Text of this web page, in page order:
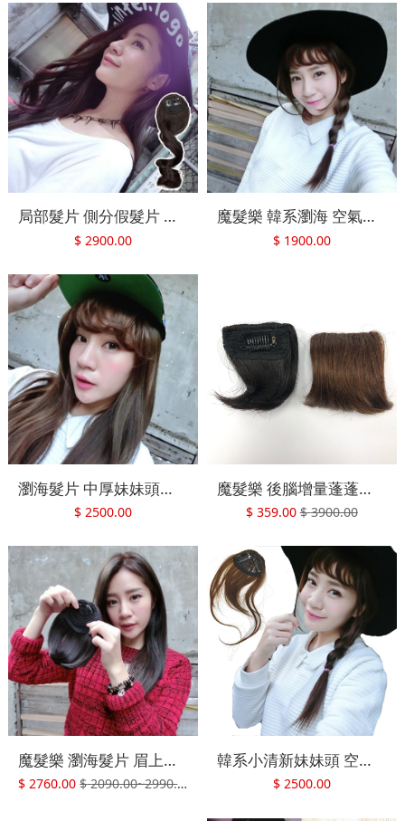
局部髮片 側分假髮片 浪漫長瀏海 快速接髮 WZ 魔髮樂Mofalove
$ 2900.00
魔髮樂 韓系瀏海 空氣瀏海 前額假髮片 劉海髮片 B011
$ 1900.00
瀏海髮片 中厚妹妹頭瀏海 前額假髮片 劉海造型 魔髮樂 AB
$ 2500.00
魔髮樂 後腦增量蓬蓬髮 髮根墊高 70%真髮 後腦增量 增澎 GK 四色選擇
$ 359.00 $ 3900.00
魔髮樂 瀏海髮片 眉上齊瀏海 妹妹頭假髮 AW A
$ 2760.00 $ 2090.00~2990.00
韓系小清新妹妹頭 空氣瀏海 前額假髮片 劉海造型 1036B 魔髮樂
$ 2500.00